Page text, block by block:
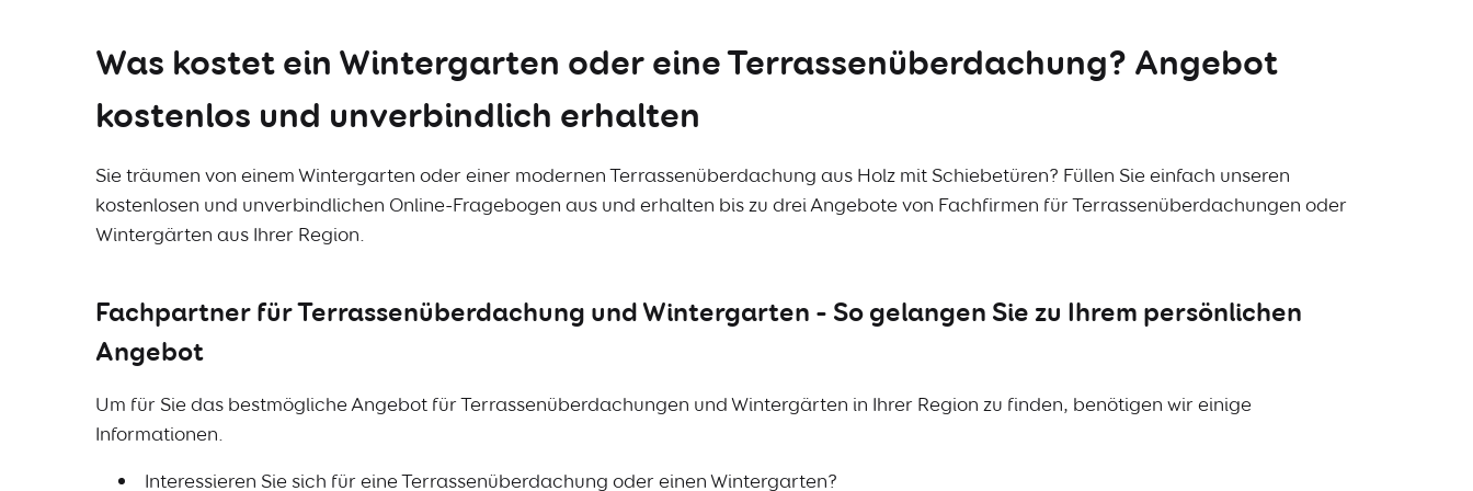
Was kostet ein Wintergarten oder eine Terrassenüberdachung? Angebot
kostenlos und unverbindlich erhalten
Sie träumen von einem Wintergarten oder einer modernen Terrassenüberdachung aus Holz mit Schiebetüren? Füllen Sie einfach unseren
kostenlosen und unverbindlichen Online-Fragebogen aus und erhalten bis zu drei Angebote von Fachfirmen für Terrassenüberdachungen oder
Wintergärten aus Ihrer Region.
Fachpartner für Terrassenüberdachung und Wintergarten – So gelangen Sie zu Ihrem persönlichen
Angebot
Um für Sie das bestmögliche Angebot für Terrassenüberdachungen und Wintergärten in Ihrer Region zu finden, benötigen wir einige
Informationen.
Interessieren Sie sich für eine Terrassenüberdachung oder einen Wintergarten?